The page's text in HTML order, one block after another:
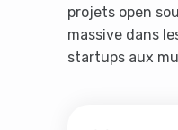
projets open
massive dans
startups aux